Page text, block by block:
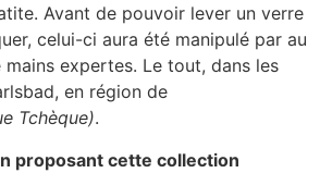
Avant de pouvoir lever un verre
celui-ci aura été manipulé par au
expertes. Le tout, dans les
en région de
Tchèque).
proposant cette collection